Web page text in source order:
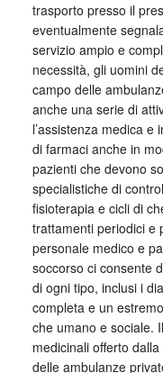
trasporto presso il
eventualmente
servizio ampio e
necessità, gli uomini
campo delle
anche una serie di
l’assistenza medica e
di farmaci anche in
pazienti che devono
specialistiche di
fisioterapia e cicli di
trattamenti periodici e
personale medico e
soccorso ci consente
di ogni tipo, inclusi i
completa e un
che umano e sociale.
medicinali offerto
delle ambulanze